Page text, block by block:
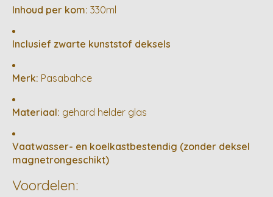
Inhoud per kom: 330ml
Inclusief zwarte kunststof deksels
Merk: Pasabahce
Materiaal: gehard helder glas
Vaatwasser- en koelkastbestendig (zonder deksel
magnetrongeschikt)
Voordelen: